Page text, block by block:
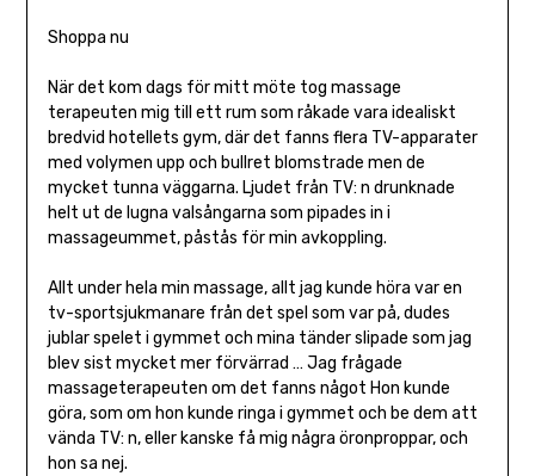
Shoppa nu
När det kom dags för mitt möte tog massage
terapeuten mig till ett rum som råkade vara idealiskt
bredvid hotellets gym, där det fanns flera TV-apparater
med volymen upp och bullret blomstrade men de
mycket tunna väggarna. Ljudet från TV: n drunknade
helt ut de lugna valsångarna som pipades in i
massageummet, påstås för min avkoppling.
Allt under hela min massage, allt jag kunde höra var en
tv-sportsjukmanare från det spel som var på, dudes
jublar spelet i gymmet och mina tänder slipade som jag
blev sist mycket mer förvärrad … Jag frågade
massageterapeuten om det fanns något Hon kunde
göra, som om hon kunde ringa i gymmet och be dem att
vända TV: n, eller kanske få mig några öronproppar, och
hon sa nej.